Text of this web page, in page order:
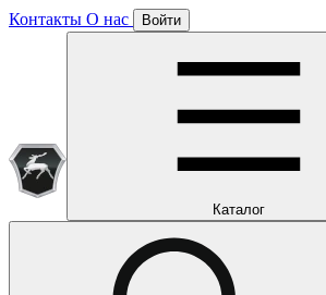
Контакты О нас Войти
Каталог
Отлично!
Подписка уже